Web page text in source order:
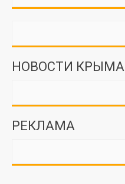
НОВОСТИ КРЫМА
РЕКЛАМА